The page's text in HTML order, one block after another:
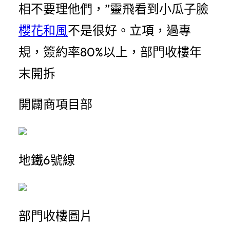
相不要理他們，”靈飛看到小瓜子臉
櫻花和風不是很好。立項，過專
規，簽約率80%以上，部門收樓年
末開拆
開闢商項目部
地鐵6號線
部門收樓圖片